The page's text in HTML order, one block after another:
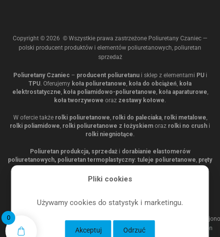
Copyright © 2026 © Wszystkie prawa zastrzeżone Poliuretany Czaniec —
polski producent produktów i elementów poliuretanowych, poliuretan
sprzedaż
Poliuretany Czaniec– producent poliuretanui sklep z elementami PUi
TPU. Oferujemy koła poliuretanowe koła do obciążeń koła
elektrostatyczne koła poliamidowo-poliuretanowe koła aparaturowe
koła tworzywowe oraz zestawy kołowe.
W ofercie także rolki poliuretanowe rolki do paleciaka, rolki metalowe
rolki poliamidowe rolki poliuretanowe z łożyskiem oraz rolki no crush i
rolki niegniotące.
Poliuretan produkcja, sprzedażi dorabianie elastomerów
poliuretanowych, poliuretan termoplastyczny: tuleje poliuretanowe pręty
poliuretanowe,płyty poliuretanowe,wałki poliuretanowe,listwy
podkładki poliuretanowe
Pliki cookies
Używamy cookies do statystyk i marketingu.
Akceptuj Odrzuć
0